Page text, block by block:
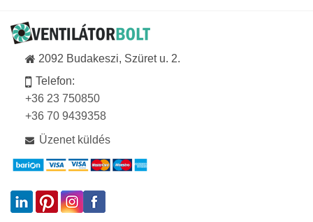
2092 Budakeszi, Szüret u. 2.
Telefon:
+36 23 750850
+36 70 9439358
Üzenet küldés